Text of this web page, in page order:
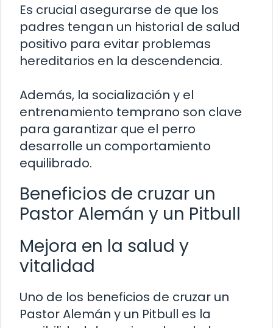
Es crucial asegurarse de que los
padres tengan un historial de salud
positivo para evitar problemas
hereditarios en la descendencia.
Además, la socialización y el
entrenamiento temprano son clave
para garantizar que el perro
desarrolle un comportamiento
equilibrado.
Beneficios de cruzar un
Pastor Alemán y un Pitbull
Mejora en la salud y
vitalidad
Uno de los beneficios de cruzar un
Pastor Alemán y un Pitbull es la